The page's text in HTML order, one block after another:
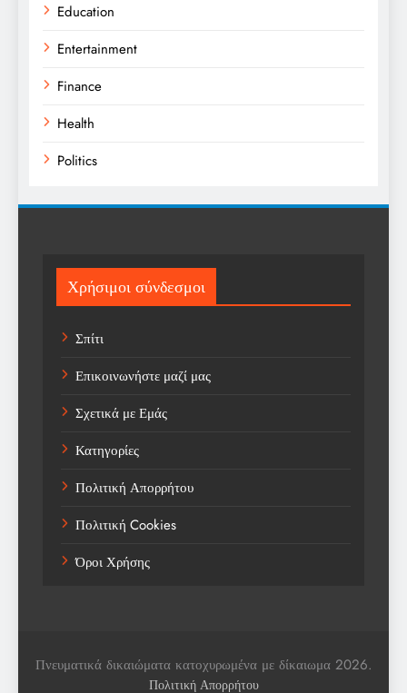
Education
Entertainment
Finance
Health
Politics
Sport
Sports
Technology
Trending
Weather
Αγορά
Αγορά Εργασίας
Αγροτικά Νέα
Αεροπορία
Χρήσιμοι σύνδεσμοι
Σπίτι
Επικοινωνήστε μαζί μας
Σχετικά με Εμάς
Κατηγορίες
Πολιτική Απορρήτου
Πολιτική Cookies
Όροι Χρήσης
Πνευματικά δικαιώματα κατοχυρωμένα με δίκαιωμα 2026.
Πολιτική Απορρήτου